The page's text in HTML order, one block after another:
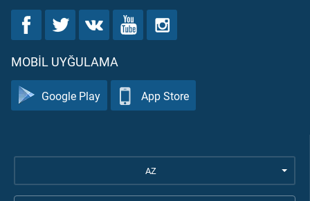
MOBIL UYĞULAMA
Google Play App Store
AZ